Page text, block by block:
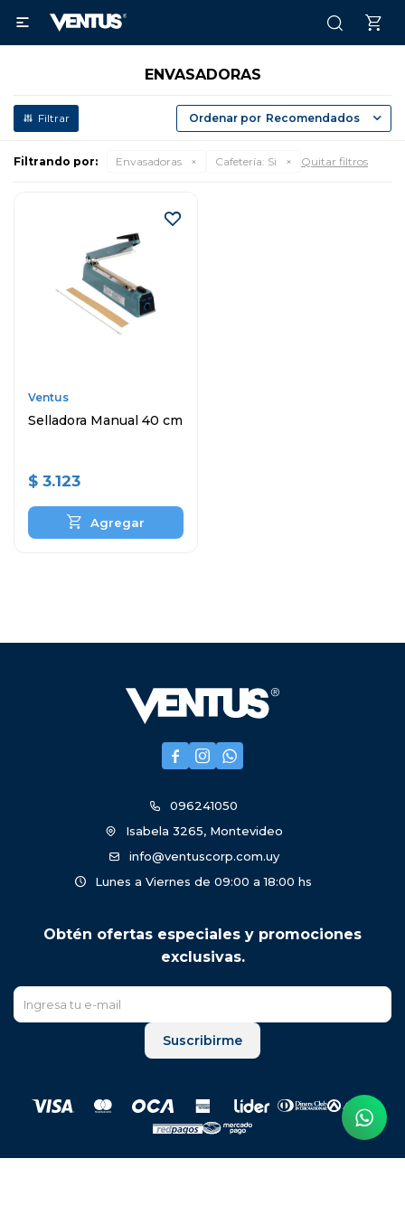

ENVASADORAS
Recomendados
Filtrando por: Envasadoras Cafetería: Si Quitar filtros
Ventus
Selladora Manual 40 cm
$ 3.123
  
096241050
Isabela 3265, Montevideo
info@ventuscorp.com.uy
Lunes a Viernes de 09:00 a 18:00 hs
Obtén ofertas especiales y promociones
exclusivas.
Suscribirme